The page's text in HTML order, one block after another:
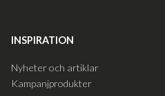
INSPIRATION
Nyheter och artiklar
Kampanjprodukter